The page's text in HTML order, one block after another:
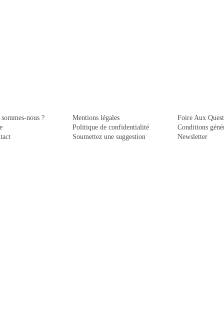
nous ?
Mentions légales
Politique de confidentialité
Soumettez une suggestion
Foire Aux
Conditions
Newsletter